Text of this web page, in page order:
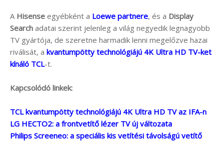
A Hisense egyébként a Loewe partnere, és a Display
Search adatai szerint jelenleg a világ negyedik legnagyobb
TV gyártója, de szeretne harmadik lenni megelőzve hazai
riválisát, a kvantumpötty technológiájú 4K Ultra HD TV-ket
kínáló TCL-t.
Kapcsolódó linkek:
TCL kvantumpötty technológiájú 4K Ultra HD TV az IFA-n
LG HECTO2: a frontvetítő lézer TV új változata
Philips Screeneo: a speciális kis vetítési távolságú vetítő